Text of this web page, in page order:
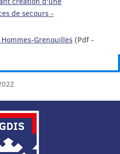
de secours -
Grenouilles (Pdf -